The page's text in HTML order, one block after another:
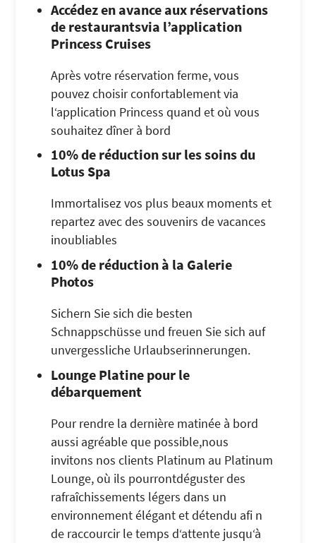
Accédez en avance aux réservations
de restaurantsvia l’application
Princess Cruises
Après votre réservation ferme, vous
pouvez choisir confortablement via
l‘application Princess quand et où vous
souhaitez dîner à bord
10% de réduction sur les soins du
Lotus Spa
Immortalisez vos plus beaux moments et
repartez avec des souvenirs de vacances
inoubliables
10% de réduction à la Galerie
Photos
Sichern Sie sich die besten
Schnappschüsse und freuen Sie sich auf
unvergessliche Urlaubserinnerungen.
Lounge Platine pour le
débarquement
Pour rendre la dernière matinée à bord
aussi agréable que possible,nous
invitons nos clients Platinum au Platinum
Lounge, où ils pourrontdéguster des
rafraîchissements légers dans un
environnement élégant et détendu afi n
de raccourcir le temps d‘attente jusqu‘à